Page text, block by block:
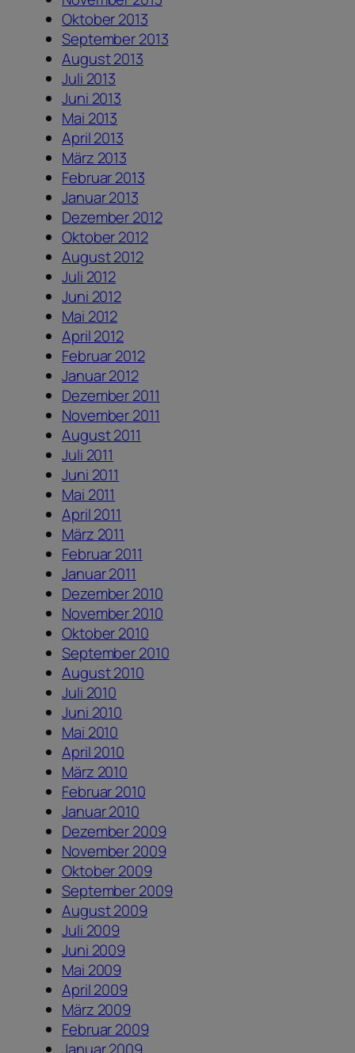
Oktober 2013
September 2013
August 2013
Juli 2013
Juni 2013
Mai 2013
April 2013
März 2013
Februar 2013
Januar 2013
Dezember 2012
Oktober 2012
August 2012
Juli 2012
Juni 2012
Mai 2012
April 2012
Februar 2012
Januar 2012
Dezember 2011
November 2011
August 2011
Juli 2011
Juni 2011
Mai 2011
April 2011
März 2011
Februar 2011
Januar 2011
Dezember 2010
November 2010
Oktober 2010
September 2010
August 2010
Juli 2010
Juni 2010
Mai 2010
April 2010
März 2010
Februar 2010
Januar 2010
Dezember 2009
November 2009
Oktober 2009
September 2009
August 2009
Juli 2009
Juni 2009
Mai 2009
April 2009
März 2009
Februar 2009